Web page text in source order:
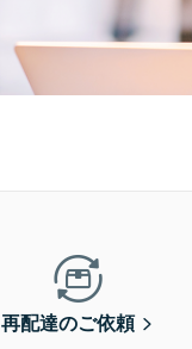
再配達のご依頼